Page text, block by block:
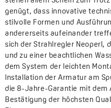
genügt, dass innovative
stilvolle Formen und
andererseits aufeinander
sich der Strahlregler Neoperl,
und zu einer beachtlichen
dem System der leichten
Installation der Armatur am
die 8-Jahre-Garantie mit dem
Bestätigung der höchsten